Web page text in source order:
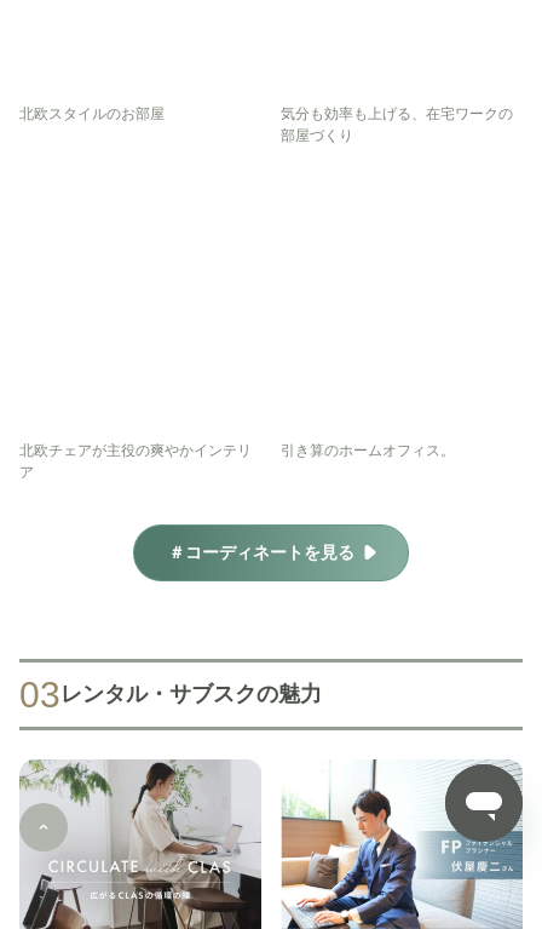
北欧スタイルのお部屋
気分も効率も上げる、在宅ワークの
部屋づくり
北欧チェアが主役の爽やかインテリ
ア
引き算のホームオフィス。
＃コーディネートを見る
03レンタル・サブスクの魅力